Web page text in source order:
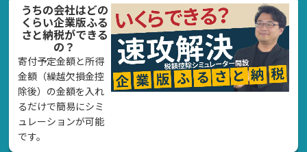
うちの会社はどの
くらい企業版ふる
さと納税ができる
の？
寄付予定金額と所得
金額（繰越欠損金控
除後）の金額を入れ
るだけで簡易にシミ
ュレーションが可能
です。